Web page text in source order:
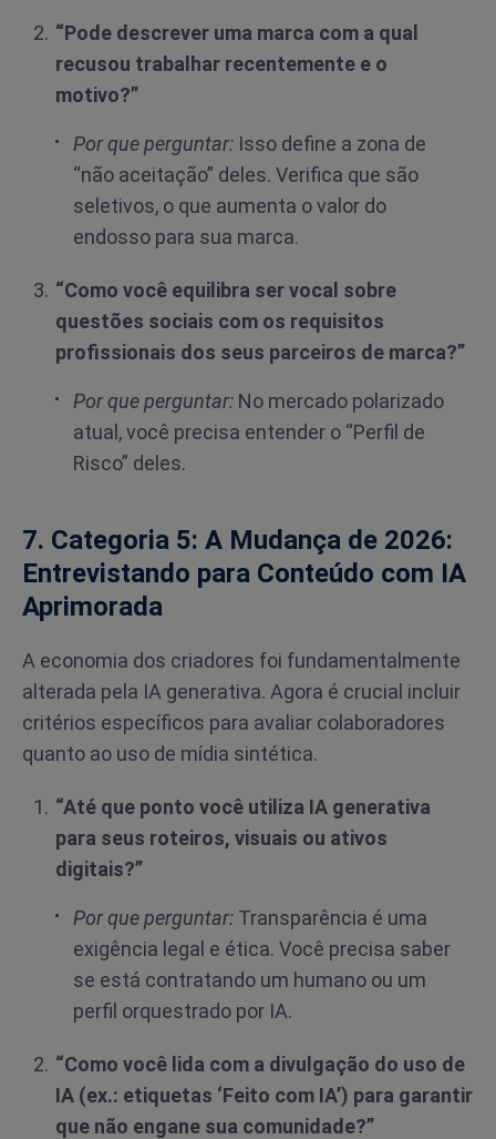
“Pode descrever uma marca com a qual
recusou trabalhar recentemente e o
motivo?”
Por que perguntar: Isso define a zona de
“não aceitação” deles. Verifica que são
seletivos, o que aumenta o valor do
endosso para sua marca.
“Como você equilibra ser vocal sobre
questões sociais com os requisitos
profissionais dos seus parceiros de marca?”
Por que perguntar: No mercado polarizado
atual, você precisa entender o “Perfil de
Risco” deles.
7. Categoria 5: A Mudança de 2026:
Entrevistando para Conteúdo com IA
Aprimorada
A economia dos criadores foi fundamentalmente
alterada pela IA generativa. Agora é crucial incluir
critérios específicos para avaliar colaboradores
quanto ao uso de mídia sintética.
“Até que ponto você utiliza IA generativa
para seus roteiros, visuais ou ativos
digitais?”
Por que perguntar: Transparência é uma
exigência legal e ética. Você precisa saber
se está contratando um humano ou um
perfil orquestrado por IA.
“Como você lida com a divulgação do uso de
IA (ex.: etiquetas ‘Feito com IA’) para garantir
que não engane sua comunidade?”